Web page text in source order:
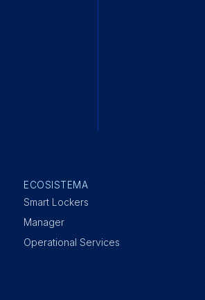
ECOSISTEMA
Smart Lockers
Manager
Operational Services